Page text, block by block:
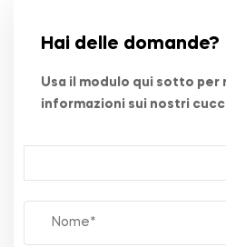
Hai delle domande?
Usa il modulo qui sotto per
informazioni sui nostri